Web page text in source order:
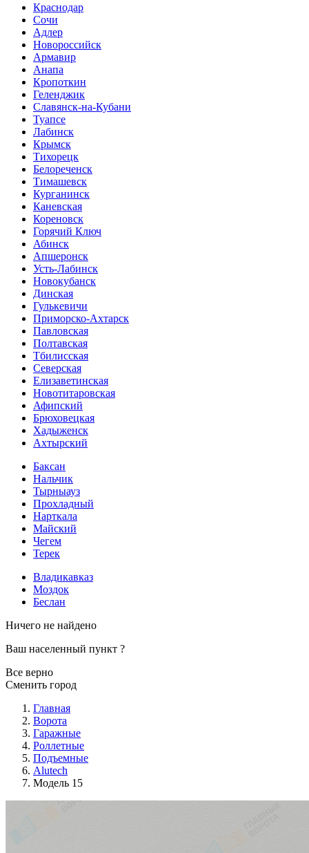
Краснодар
Сочи
Адлер
Новороссийск
Армавир
Анапа
Кропоткин
Геленджик
Славянск-на-Кубани
Туапсе
Лабинск
Крымск
Тихорецк
Белореченск
Тимашевск
Курганинск
Каневская
Кореновск
Горячий Ключ
Абинск
Апшеронск
Усть-Лабинск
Новокубанск
Динская
Гулькевичи
Приморско-Ахтарск
Павловская
Полтавская
Тбилисская
Северская
Елизаветинская
Новотитаровская
Афипский
Брюховецкая
Хадыженск
Ахтырский
Баксан
Нальчик
Тырныауз
Прохладный
Нарткала
Майский
Чегем
Терек
Владикавказ
Моздок
Беслан
Ничего не найдено
Ваш населенный пункт ?
Все верно
Сменить город
Главная
Ворота
Гаражные
Роллетные
Подъемные
Alutech
Модель 15